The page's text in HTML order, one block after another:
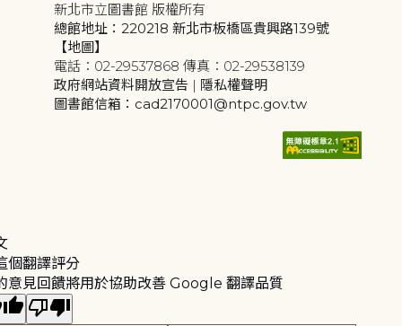
新北市立圖書館 版權所有
總館地址：220218 新北市板橋區貴興路139號
【地圖】
電話：02-29537868 傳真：02-29538139
政府網站資料開放宣告 | 隱私權聲明
圖書館信箱：cad2170001@ntpc.gov.tw
個翻譯評分
意見回饋將用於協助改善 Google 翻譯品質